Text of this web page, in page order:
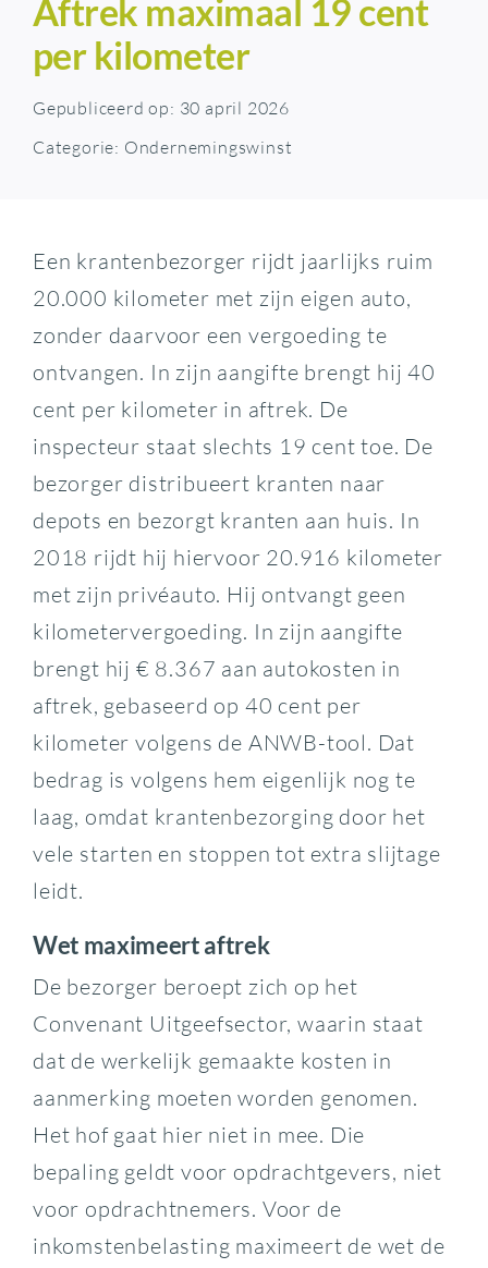
Aftrek maximaal 19 cent
per kilometer
Gepubliceerd op: 30 april 2026
Categorie: Ondernemingswinst
Een krantenbezorger rijdt jaarlijks ruim
20.000 kilometer met zijn eigen auto,
zonder daarvoor een vergoeding te
ontvangen. In zijn aangifte brengt hij 40
cent per kilometer in aftrek. De
inspecteur staat slechts 19 cent toe. De
bezorger distribueert kranten naar
depots en bezorgt kranten aan huis. In
2018 rijdt hij hiervoor 20.916 kilometer
met zijn privéauto. Hij ontvangt geen
kilometervergoeding. In zijn aangifte
brengt hij € 8.367 aan autokosten in
aftrek, gebaseerd op 40 cent per
kilometer volgens de ANWB-tool. Dat
bedrag is volgens hem eigenlijk nog te
laag, omdat krantenbezorging door het
vele starten en stoppen tot extra slijtage
leidt.
Wet maximeert aftrek
De bezorger beroept zich op het
Convenant Uitgeefsector, waarin staat
dat de werkelijk gemaakte kosten in
aanmerking moeten worden genomen.
Het hof gaat hier niet in mee. Die
bepaling geldt voor opdrachtgevers, niet
voor opdrachtnemers. Voor de
inkomstenbelasting maximeert de wet de